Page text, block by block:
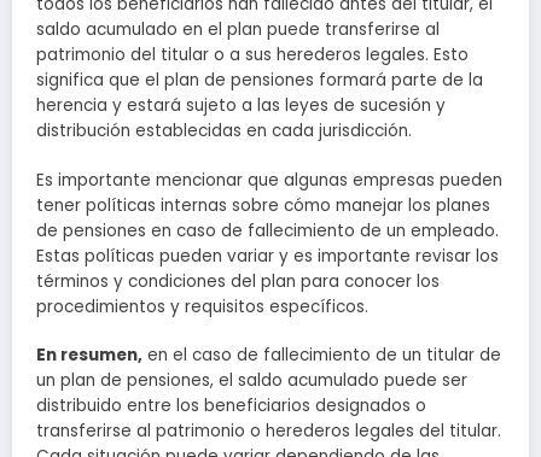
todos los beneficiarios han fallecido antes del titular, el
saldo acumulado en el plan puede transferirse al
patrimonio del titular o a sus herederos legales. Esto
significa que el plan de pensiones formará parte de la
herencia y estará sujeto a las leyes de sucesión y
distribución establecidas en cada jurisdicción.
Es importante mencionar que algunas empresas pueden
tener políticas internas sobre cómo manejar los planes
de pensiones en caso de fallecimiento de un empleado.
Estas políticas pueden variar y es importante revisar los
términos y condiciones del plan para conocer los
procedimientos y requisitos específicos.
En resumen, en el caso de fallecimiento de un titular de
un plan de pensiones, el saldo acumulado puede ser
distribuido entre los beneficiarios designados o
transferirse al patrimonio o herederos legales del titular.